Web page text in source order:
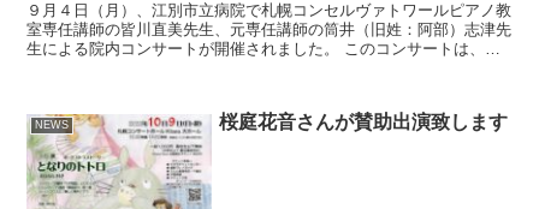
９月４日（月）、江別市立病院で札幌コンセルヴァトワールピアノ教
室専任講師の皆川直美先生、元専任講師の筒井（旧姓：阿部）志津先
生による院内コンサートが開催されました。 このコンサートは、病
NEWS 桜庭花音さんが賛助出演致します